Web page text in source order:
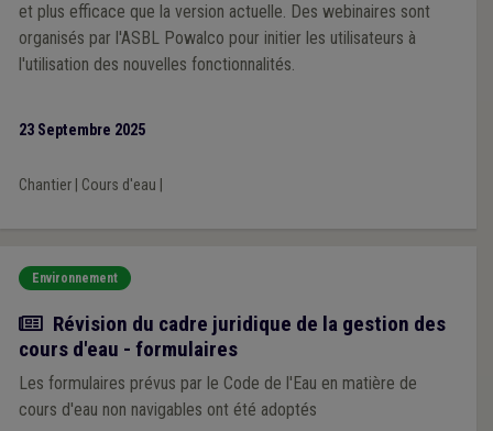
et plus efficace que la version actuelle. Des webinaires sont
organisés par l'ASBL Powalco pour initier les utilisateurs à
l'utilisation des nouvelles fonctionnalités.
23 Septembre 2025
Chantier| Cours d'eau
Environnement
Actualité
Révision du cadre juridique de la gestion des
cours d'eau - formulaires
Les formulaires prévus par le Code de l'Eau en matière de
cours d'eau non navigables ont été adoptés